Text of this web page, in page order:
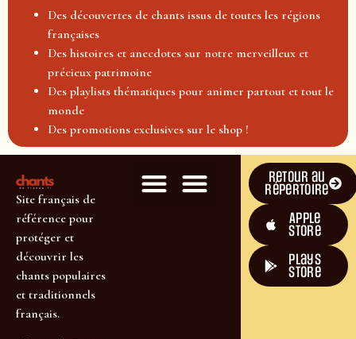
Des découvertes de chants issus de toutes les régions
françaises
Des histoires et anecdotes sur notre merveilleux et
précieux patrimoine
Des playlists thématiques pour animer partout et tout le
monde
Des promotions exclusives sur le shop !
Site français de
référence pour
protéger et
découvrir les
chants populaires
et traditionnels
français.
Retour au
répertoire
Apple
Store
plays
store